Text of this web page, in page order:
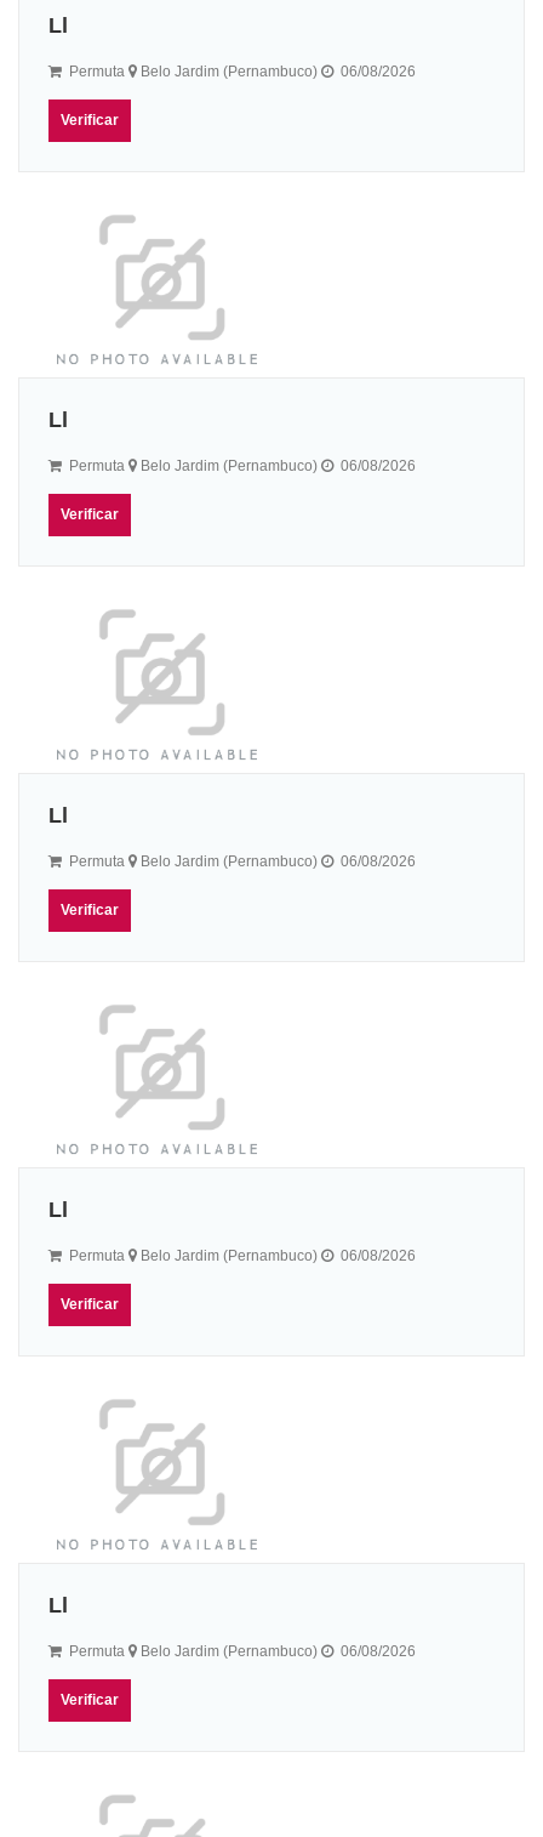
Ll
Permuta Belo Jardim (Pernambuco) 06/08/2026
Verificar
Ll
Permuta Belo Jardim (Pernambuco) 06/08/2026
Verificar
Ll
Permuta Belo Jardim (Pernambuco) 06/08/2026
Verificar
Ll
Permuta Belo Jardim (Pernambuco) 06/08/2026
Verificar
Ll
Permuta Belo Jardim (Pernambuco) 06/08/2026
Verificar